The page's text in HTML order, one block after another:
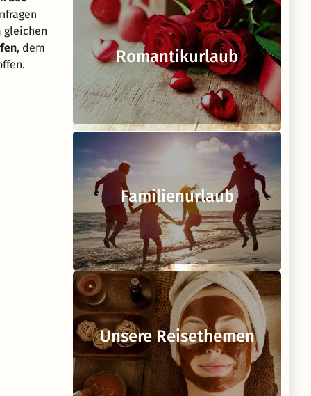
gleichen
, dem
Romantikurlaub
Familienurlaub
Unsere Reisethemen